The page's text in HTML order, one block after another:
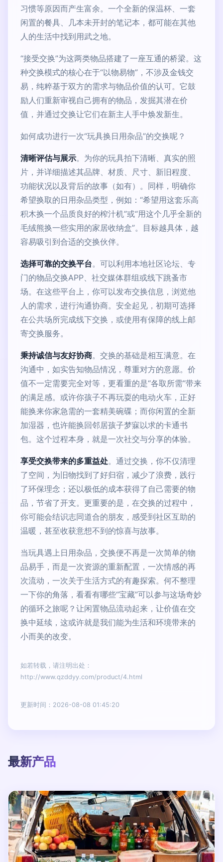
习惯等原因而产生富余。一个全新的保温杯、一套
闲置的餐具、几本未开封的笔记本，都可能在其他
人的生活中找到用武之地。
“接受交换”为这两类物品搭建了一座互通的桥梁。这
种交换模式的核心在于“以物易物”，不涉及金钱交
易，纯粹基于双方的需求与物品价值的认可。它鼓
励人们重新审视自己拥有的物品，发掘其潜在价
值，并通过交换让它们在新主人手中焕发新生。
如何成功进行一次“玩具换日用杂品”的交换呢？
清晰评估与展示。为你的玩具拍下清晰、真实的照
片，并详细描述其品牌、材质、尺寸、新旧程度、
功能状况以及背后的故事（如有）。同样，明确你
希望换取的日用杂品类型，例如：“希望用这套乐高
积木换一个品质良好的榨汁机”或“用这个几乎全新的
毛绒熊换一些实用的家居收纳盒”。目标越具体，越
容易吸引到合适的交换伙伴。
选择可靠的交换平台。可以利用本地社区论坛、专
门的物品交换APP、社交媒体群组或线下跳蚤市
场。在这些平台上，你可以发布交换信息，浏览他
人的需求，进行沟通协商。安全起见，初期可选择
在公共场所完成线下交换，或使用有保障的线上邮
寄交换服务。
秉持诚信与友好协商。交换的基础是相互满意。在
沟通中，如实告知物品情况，尊重对方的意愿。价
值不一定需要完全对等，更看重的是“各取所需”带来
的满足感。或许你孩子不再玩耍的电动火车，正好
能换来你家急需的一套精美碗碟；而你闲置的全新
加湿器，也许能换回邻居孩子梦寐以求的卡通书
包。这个过程本身，就是一次社交与分享的体验。
享受交换带来的多重益处。通过交换，你不仅清理
了空间，为旧物找到了好归宿，减少了浪费，践行
了环保理念；还以极低的成本获得了自己需要的物
品，节省了开支。更重要的是，在交换的过程中，
你可能会结识志同道合的朋友，感受到社区互助的
温暖，甚至收获意想不到的惊喜与故事。
当玩具遇上日用杂品，交换便不再是一次简单的物
品易手，而是一次资源的重新配置，一次情感的再
次流动，一次关于生活方式的有趣探索。何不整理
一下你的角落，看看有哪些“宝藏”可以参与这场奇妙
的循环之旅呢？让闲置物品流动起来，让价值在交
换中延续，这或许就是我们能为生活和环境带来的
小而美的改变。
如若转载，请注明出处：
http://www.qzddyy.com/product/4.html
更新时间：2026-08-08 01:45:20
最新产品